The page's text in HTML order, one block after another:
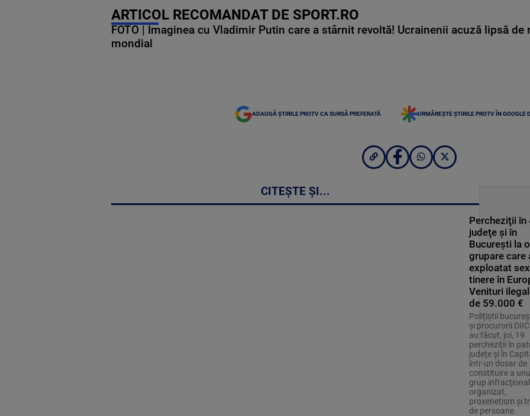
ARTICOL RECOMANDAT DE SPORT.RO
FOTO | Imaginea cu Vladimir Putin care a stârnit revoltă! Ucrainenii acuză lipsă de
mondial
ADAUGĂ ȘTIRILE PROTV CA SURSĂ PREFERATĂ URMĂREȘTE ȘTIRILE PROTV ÎN GOOGLE
CITEȘTE ȘI...
Percheziţii în
judeţe şi în
București la o
grupare care
exploatat
tinere în
Venituri
de 59.000 €
Poliţiştii
şi procurorii
au făcut, joi, 19
percheziţii în
judeţe şi în
într-un dosar de
constituire a
grup infracţional
organizat,
proxenetism și
de persoane.